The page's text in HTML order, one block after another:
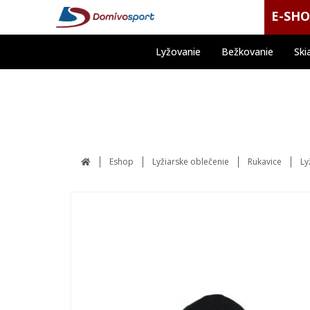
E-
Lyžovanie Bežkovanie
Eshop Lyžiarske oblečenie Rukavice